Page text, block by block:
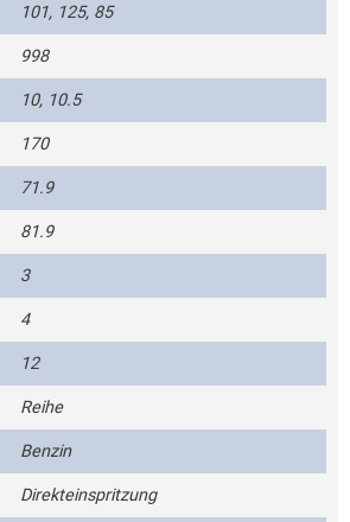
101, 125, 85
998
10, 10.5
170
71.9
81.9
3
4
12
Reihe
Benzin
Direkteinspritzung